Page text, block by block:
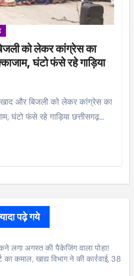
को लेकर कांग्रेस का
घंटो फंसे रहे गाड़िया
घंटो फंसे रहे गाड़िया छत्तीसगढ़…
पढ़े गये
लगा अगस्त की पैकेजिंग वाला पोहा!
का कमाल, खाद्य विभाग ने की कार्रवाई, 38